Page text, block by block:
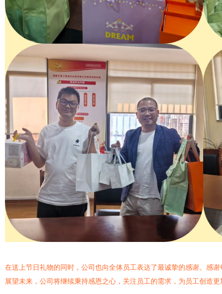
在送上节日礼物的同时，公司也向全体员工表达了最诚挚的感谢。感
展望未来，公司将继续秉持感恩之心，关注员工的需求，为员工创造